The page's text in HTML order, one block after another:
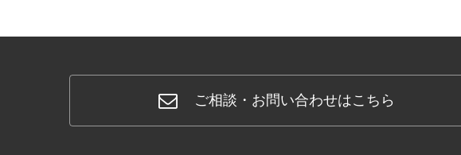
ご相談・お問い合わせはこちら